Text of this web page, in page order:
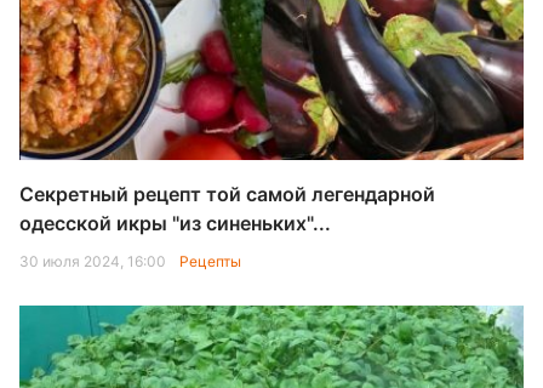
Секретный рецепт той самой легендарной
одесской икры "из синеньких"...
30 июля 2024, 16:00 Рецепты